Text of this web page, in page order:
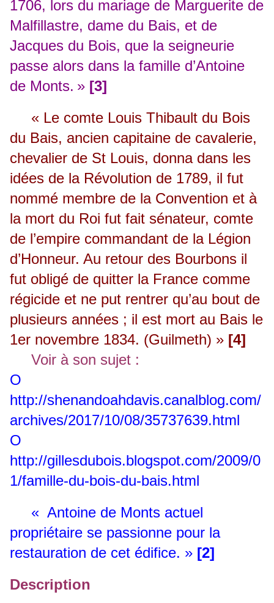
1706, lors du mariage de Marguerite de
Malfillastre, dame du Bais, et de
Jacques du Bois, que la seigneurie
passe alors dans la famille d’Antoine
de Monts. » [3]
« Le comte Louis Thibault du Bois
du Bais, ancien capitaine de cavalerie,
chevalier de St Louis, donna dans les
idées de la Révolution de 1789, il fut
nommé membre de la Convention et à
la mort du Roi fut fait sénateur, comte
de l’empire commandant de la Légion
d’Honneur. Au retour des Bourbons il
fut obligé de quitter la France comme
régicide et ne put rentrer qu’au bout de
plusieurs années ; il est mort au Bais le
1er novembre 1834. (Guilmeth) » [4]
Voir à son sujet :
O
http://shenandoahdavis.canalblog.com/
archives/2017/10/08/35737639.html
O
http://gillesdubois.blogspot.com/2009/0
1/famille-du-bois-du-bais.html
« Antoine de Monts actuel
propriétaire se passionne pour la
restauration de cet édifice. » [2]
Description